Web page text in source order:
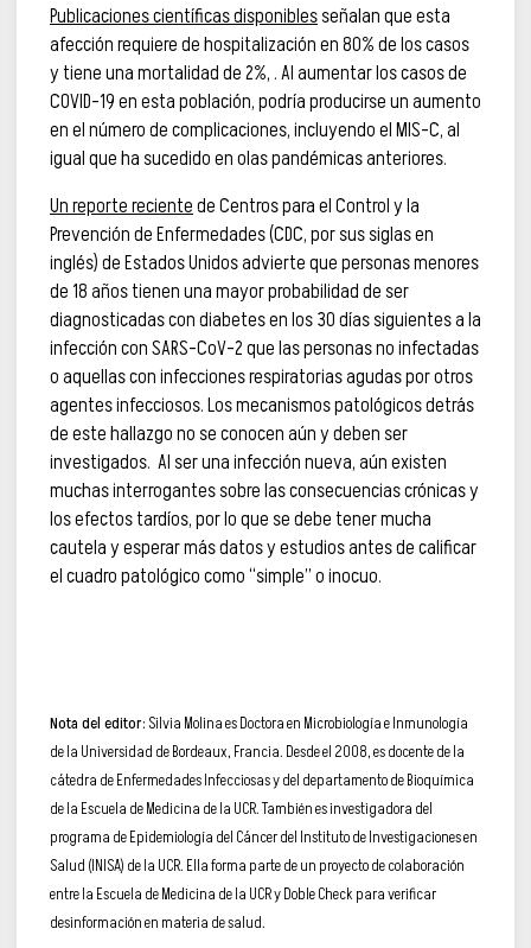
Publicaciones científicas disponiblesseñalan que esta
afección requiere de hospitalización en 80% de los casos
y tiene una mortalidad de 2%, . Al aumentar los casos de
COVID-19 en esta población, podría producirse un aumento
en el número de complicaciones, incluyendo el MIS-C, al
igual que ha sucedido en olas pandémicas anteriores.
Un reporte recientede Centros para el Control y la
Prevención de Enfermedades (CDC, por sus siglas en
inglés) de Estados Unidos advierte que personas menores
de 18 años tienen una mayor probabilidad de ser
diagnosticadas con diabetes en los 30 días siguientes a la
infección con SARS-CoV-2 que las personas no infectadas
o aquellas con infecciones respiratorias agudas por otros
agentes infecciosos. Los mecanismos patológicos detrás
de este hallazgo no se conocen aún y deben ser
investigados. Al ser una infección nueva, aún existen
muchas interrogantes sobre las consecuencias crónicas y
los efectos tardíos, por lo que se debe tener mucha
cautela y esperar más datos y estudios antes de calificar
el cuadro patológico como “simple” o inocuo.
Nota del editor:Silvia Molina es Doctora en Microbiología e Inmunología
de la Universidad de Bordeaux, Francia. Desde el 2008, es docente de la
cátedra de Enfermedades Infecciosas y del departamento de Bioquímica
de la Escuela de Medicina de la UCR. También es investigadora del
programa de Epidemiología del Cáncer del Instituto de Investigaciones en
Salud (INISA) de la UCR. Ella forma parte de un proyecto de colaboración
entre la Escuela de Medicina de la UCR y Doble Check para verificar
desinformación en materia de salud.